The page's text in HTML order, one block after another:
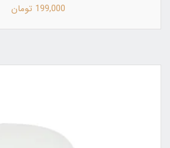
199,000 تومان